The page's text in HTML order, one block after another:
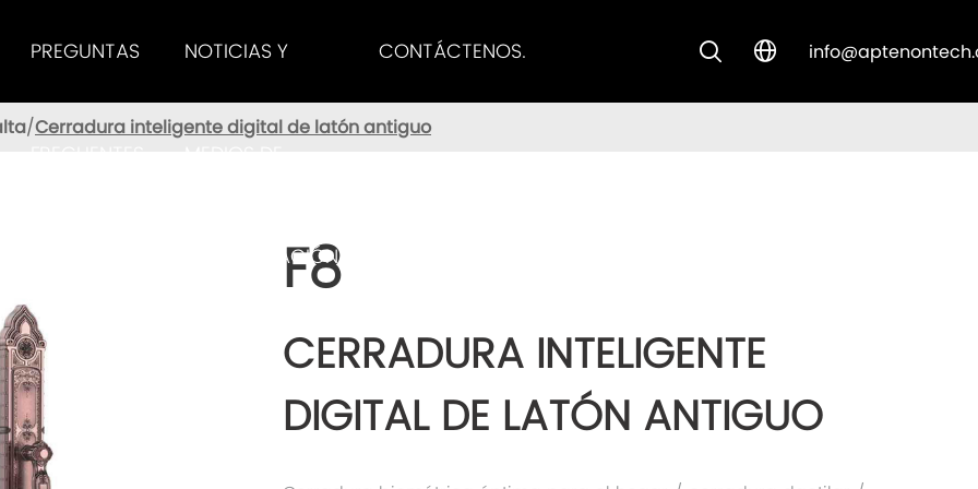
PREGUNTAS NOTICIAS Y
COMUNICACIÓN
CONTÁCTENOS.  
Cerradura inteligente digital de latón antiguo
F8
CERRADURA INTELIGENTE
DIGITAL DE LATÓN ANTIGUO